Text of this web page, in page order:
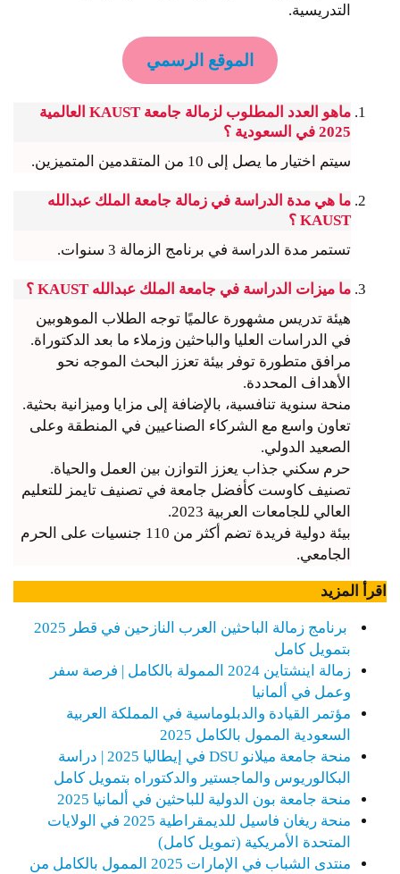
التدريسية.
الموقع الرسمي
ماهو العدد المطلوب لزمالة جامعة KAUST العالمية
2025 في السعودية ؟
سيتم اختيار ما يصل إلى 10 من المتقدمين المتميزين.
ما هي مدة الدراسة في زمالة جامعة الملك عبدالله
KAUST ؟
تستمر مدة الدراسة في برنامج الزمالة 3 سنوات.
ما ميزات الدراسة في جامعة الملك عبدالله KAUST ؟
هيئة تدريس مشهورة عالميًا توجه الطلاب الموهوبين
في الدراسات العليا والباحثين وزملاء ما بعد الدكتوراة.
مرافق متطورة توفر بيئة تعزز البحث الموجه نحو
الأهداف المحددة.
منحة سنوية تنافسية، بالإضافة إلى مزايا وميزانية بحثية.
تعاون واسع مع الشركاء الصناعيين في المنطقة وعلى
الصعيد الدولي.
حرم سكني جذاب يعزز التوازن بين العمل والحياة.
تصنيف كاوست كأفضل جامعة في تصنيف تايمز للتعليم
العالي للجامعات العربية 2023.
بيئة دولية فريدة تضم أكثر من 110 جنسيات على الحرم
الجامعي.
اقرأ المزيد
برنامج زمالة الباحثين العرب النازحين في قطر 2025
بتمويل كامل
زمالة اينشتاين 2024 الممولة بالكامل | فرصة سفر
وعمل في ألمانيا
مؤتمر القيادة والدبلوماسية في المملكة العربية
السعودية الممول بالكامل 2025
منحة جامعة ميلانو DSU في إيطاليا 2025 | دراسة
البكالوريوس والماجستير والدكتوراه بتمويل كامل
منحة جامعة بون الدولية للباحثين في ألمانيا 2025
منحة ريغان فاسيل للديمقراطية 2025 في الولايات
المتحدة الأمريكية (تمويل كامل)
منتدى الشباب في الإمارات 2025 الممول بالكامل من